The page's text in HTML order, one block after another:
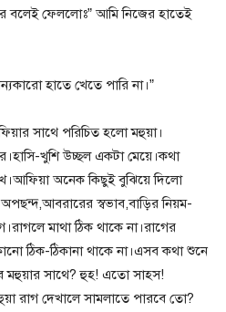
বলেই ফেললোঃ” আমি নিজের হাতেই
হাতে খেতে পারি না।”
সাথে পরিচিত হলো মহুয়া।
খুশি উচ্ছল একটা মেয়ে।কথা
অনেক কিছুই বুঝিয়ে দিলো
স্বভাব,বাড়ির নিয়ম-
মাথা ঠিক থাকে না।রাগের
ঠিক-ঠিকানা থাকে না।এসব কথা শুনে
মহুয়ার সাথে? হুহ! এতো সাহস!
রাগ দেখালে সামলাতে পারবে তো?